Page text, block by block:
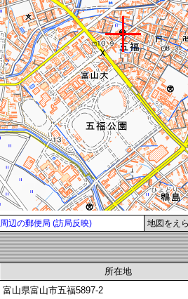
周辺の郵便局 (訪局反映) 地図をえ
所在地
富山県富山市五福5897-2